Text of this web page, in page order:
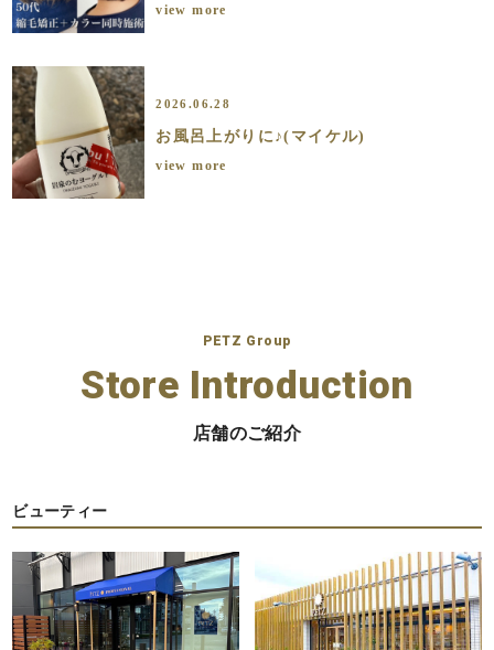
view more
2026.06.28
お風呂上がりに♪(マイケル)
view more
PETZ Group
Store Introduction
店舗のご紹介
ビューティー